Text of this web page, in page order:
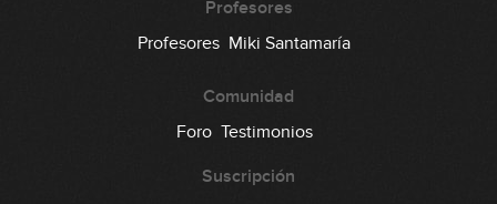
#112: Palm Mute en F#m
#113: Fingerstyle Groove 6x8 en Em
Profesores
Profesores Miki Santamaría
Comunidad
Foro Testimonios
Suscripción